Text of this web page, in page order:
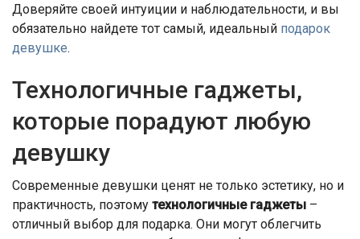
Доверяйте своей интуиции и наблюдательности, и вы
обязательно найдете тот самый, идеальный подарок
девушке.
Технологичные гаджеты,
которые порадуют любую
девушку
Современные девушки ценят не только эстетику, но и
практичность, поэтому технологичные гаджеты –
отличный выбор для подарка. Они могут облегчить